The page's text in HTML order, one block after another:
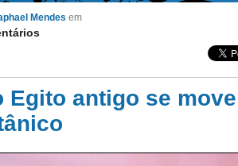
Mendes em
Egito antigo se